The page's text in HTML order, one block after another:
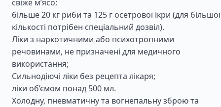
свіже м’ясо;
більше 20 кг риби та 125 г осетрової ікри (для більшої
кількості потрібен спеціальний дозвіл).
Ліки з наркотичними або психотропними
речовинами, не призначені для медичного
використання;
Сильнодіючі ліки без рецепта лікаря;
ліки об’ємом понад 500 мл.
Холодну, пневматичну та вогнепальну зброю та